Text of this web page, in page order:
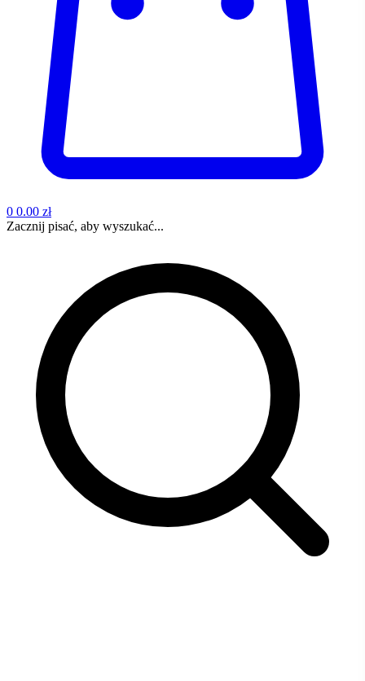
0 0.00 zł
Zacznij pisać, aby wyszukać...